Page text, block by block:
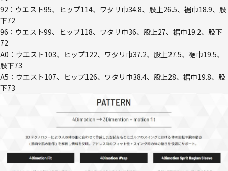
92：ウエスト95、ヒップ114、ワタリ巾34.8、股上26.5、裾巾18.9、股
下72
96：ウエスト99、ヒップ118、ワタリ巾36、股上27、裾巾19.2、股下
72
A0：ウエスト103、ヒップ122、ワタリ巾37.2、股上27.5、裾巾19.5、
股下73
A5：ウエスト107、ヒップ126、ワタリ巾38.4、股上28、裾巾19.8、股
下73